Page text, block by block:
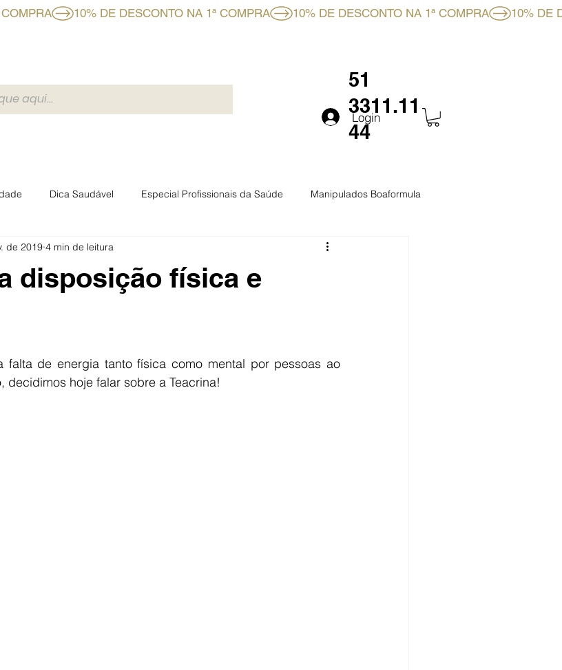
51
3311.11
44
Login
Dica Saudável Especial Profissionais da Saúde Manipulados Boaformula
disposição física e
de 2019 4 min de leitura
falta de energia tanto física como mental por pessoas ao
decidimos hoje falar sobre a Teacrina!